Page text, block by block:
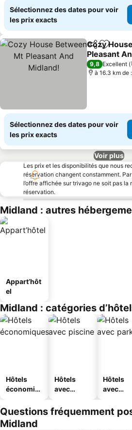
Sélectionnez des dates pour voir
les prix exacts
Partager
Cozy
Pleasant
9,8 Excellent
à 16.3 km de
Sélectionnez des dates pour voir
les prix exacts
Voir plus
Les prix et les disponibilités que nous
réservation changent constamment.
l’offre affichée sur trivago ne soit pas la
réservation.
Midland : autres
Appart’hôt
el
Midland : catégories
Hôtels
économiq
Hôtels
avec
Hôtels
avec
Questions fréquemment
Midland